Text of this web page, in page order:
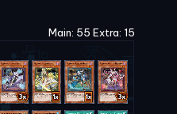
Main: 55 Extra: 15